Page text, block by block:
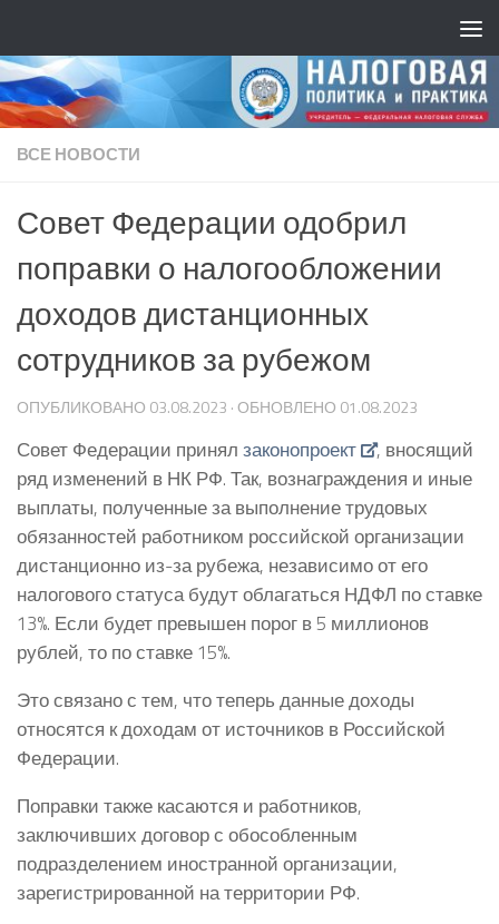
ВСЕ НОВОСТИ
Совет Федерации одобрил
поправки о налогообложении
доходов дистанционных
сотрудников за рубежом
ОПУБЛИКОВАНО 03.08.2023 · ОБНОВЛЕНО 01.08.2023
Совет Федерации принял законопроект
, вносящий
ряд изменений в НК РФ. Так, вознаграждения и иные
выплаты, полученные за выполнение трудовых
обязанностей работником российской организации
дистанционно из-за рубежа, независимо от его
налогового статуса будут облагаться НДФЛ по ставке
13%. Если будет превышен порог в 5 миллионов
рублей, то по ставке 15%.
Это связано с тем, что теперь данные доходы
относятся к доходам от источников в Российской
Федерации.
Поправки также касаются и работников,
заключивших договор с обособленным
подразделением иностранной организации,
зарегистрированной на территории РФ.